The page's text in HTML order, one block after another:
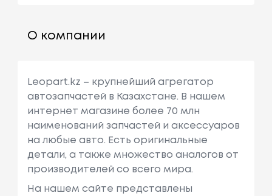
О компании
Leopart.kz – крупнейший агрегатор
автозапчастей в Казахстане. В нашем
интернет магазине более 70 млн
наименований запчастей и аксессуаров
на любые авто. Есть оригинальные
детали, а также множество аналогов от
производителей со всего мира.
На нашем сайте представлены